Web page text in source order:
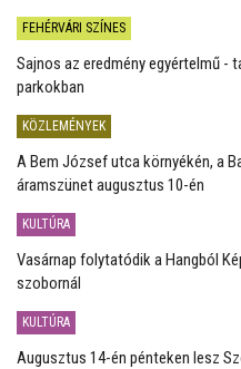
FEHÉRVÁRI SZÍNES
Sajnos az eredmény egyértelmű -
parkokban
KÖZLEMÉNYEK
A Bem József utca környékén, a
áramszünet augusztus 10-én
KULTÚRA
Vasárnap folytatódik a Hangból
szobornál
KULTÚRA
Augusztus 14-én pénteken lesz